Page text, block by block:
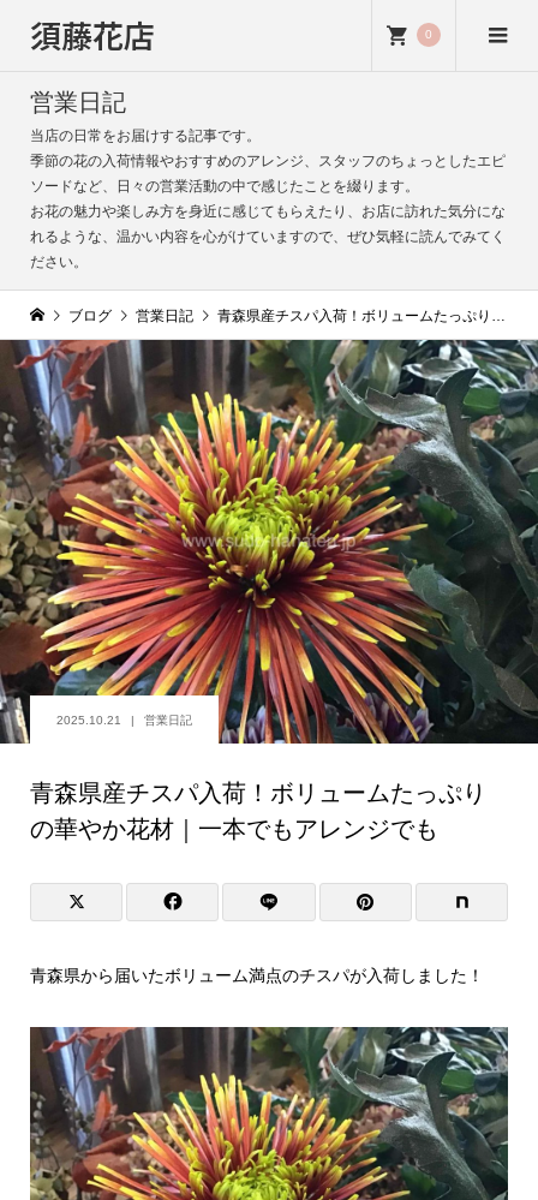
須藤花店 0
営業日記
当店の日常をお届けする記事です。
季節の花の入荷情報やおすすめのアレンジ、スタッフのちょっとしたエピ
ソードなど、日々の営業活動の中で感じたことを綴ります。
お花の魅力や楽しみ方を身近に感じてもらえたり、お店に訪れた気分にな
れるような、温かい内容を心がけていますので、ぜひ気軽に読んでみてく
ださい。
ブログ 営業日記 青森県産チスパ入荷！ボリュームたっぷりの華やか花材｜一本でもアレンジでも
2025.10.21 営業日記
青森県産チスパ入荷！ボリュームたっぷり
の華やか花材｜一本でもアレンジでも
青森県から届いたボリューム満点のチスパが入荷しました！